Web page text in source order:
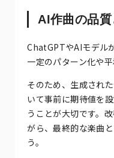
AI作曲の品質
ChatGPTやAIモデル
一定のパターン化や
そのため、生成され
いて事前に期待値を
うことが大切です。
がら、最終的な楽曲
う。